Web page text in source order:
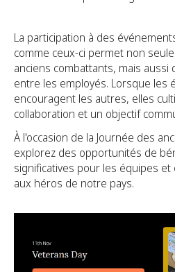
La participation à des
comme ceux-ci permet non
anciens combattants, mais
entre les employés. Lorsque les
encouragent les autres, elles
collaboration et un objectif
À l'occasion de la Journée des
explorez des opportunités de
significatives pour les équipes
aux héros de notre pays.